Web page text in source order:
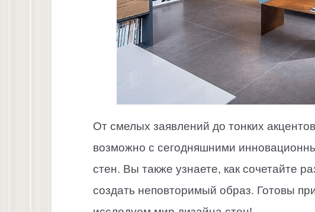
От смелых заявлений до тонких
возможно с сегодняшними
стен. Вы также узнаете, как сочетайте
создать неповторимый образ. Готовы